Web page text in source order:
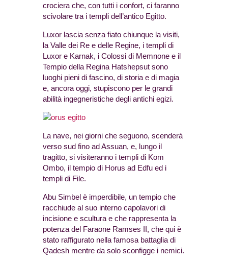
crociera che, con tutti i confort, ci faranno
scivolare tra i templi dell’antico Egitto.
Luxor lascia senza fiato chiunque la visiti,
la Valle dei Re e delle Regine, i templi di
Luxor e Karnak, i Colossi di Memnone e il
Tempio della Regina Hatshepsut sono
luoghi pieni di fascino, di storia e di magia
e, ancora oggi, stupiscono per le grandi
abilità ingegneristiche degli antichi egizi.
La nave, nei giorni che seguono, scenderà
verso sud fino ad Assuan, e, lungo il
tragitto, si visiteranno i templi di Kom
Ombo, il tempio di Horus ad Edfu ed i
templi di File.
Abu Simbel è imperdibile, un tempio che
racchiude al suo interno capolavori di
incisione e scultura e che rappresenta la
potenza del Faraone Ramses II, che qui è
stato raffigurato nella famosa battaglia di
Qadesh mentre da solo sconfigge i nemici.